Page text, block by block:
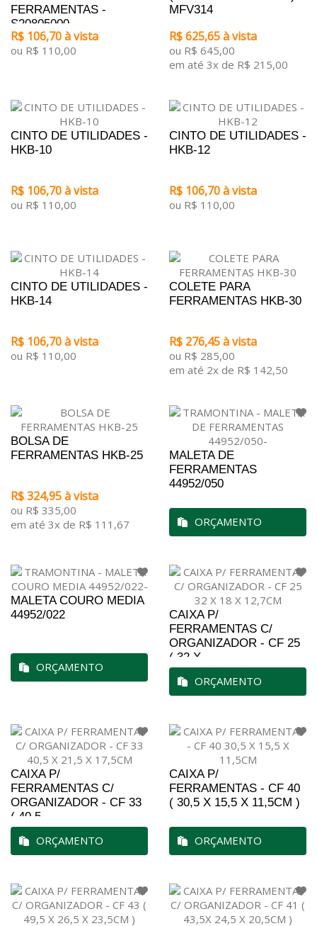
FERRAMENTAS -
S20805000
R$ 106,70 à vista
ou R$ 110,00
MFV314
R$ 625,65 à vista
ou R$ 645,00
em até 3x de R$ 215,00
CINTO DE UTILIDADES -
HKB-10
R$ 106,70 à vista
ou R$ 110,00
CINTO DE UTILIDADES -
HKB-12
R$ 106,70 à vista
ou R$ 110,00
CINTO DE UTILIDADES -
HKB-14
R$ 106,70 à vista
ou R$ 110,00
COLETE PARA
FERRAMENTAS HKB-30
R$ 276,45 à vista
ou R$ 285,00
em até 2x de R$ 142,50
BOLSA DE
FERRAMENTAS HKB-25
R$ 324,95 à vista
ou R$ 335,00
em até 3x de R$ 111,67
MALETA DE
FERRAMENTAS
44952/050
ORÇAMENTO
MALETA COURO MEDIA
44952/022
ORÇAMENTO
CAIXA P/
FERRAMENTAS C/
ORGANIZADOR - CF 25
( 32 X...
ORÇAMENTO
CAIXA P/
FERRAMENTAS C/
ORGANIZADOR - CF 33
( 40,5...
ORÇAMENTO
CAIXA P/
FERRAMENTAS - CF 40
( 30,5 X 15,5 X 11,5CM )
ORÇAMENTO